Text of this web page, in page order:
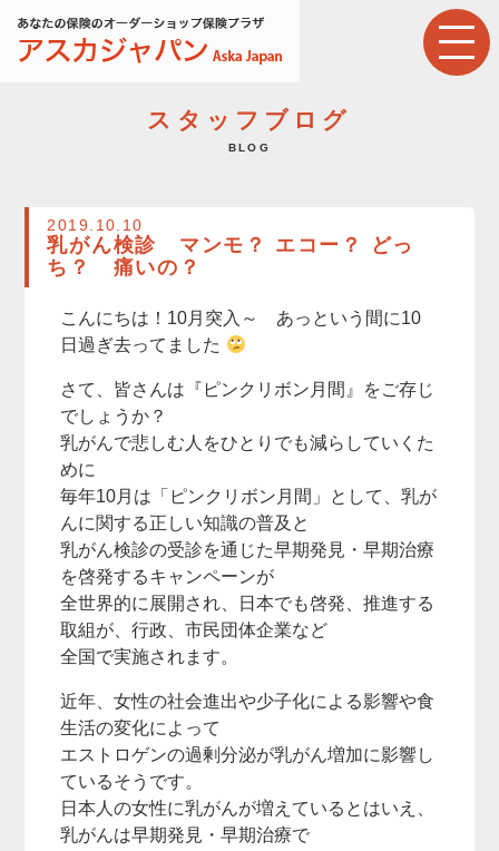
スタッフブログ
BLOG
2019.10.10
乳がん検診 マンモ？ エコー？ どっ
ち？ 痛いの？
こんにちは！10月突入～ あっという間に10
日過ぎ去ってました
さて、皆さんは『ピンクリボン月間』をご存じ
でしょうか？
乳がんで悲しむ人をひとりでも減らしていくた
めに
毎年10月は「ピンクリボン月間」として、乳が
んに関する正しい知識の普及と
乳がん検診の受診を通じた早期発見・早期治療
を啓発するキャンペーンが
全世界的に展開され、日本でも啓発、推進する
取組が、行政、市民団体企業など
全国で実施されます。
近年、女性の社会進出や少子化による影響や食
生活の変化によって
エストロゲンの過剰分泌が乳がん増加に影響し
ているそうです。
日本人の女性に乳がんが増えているとはいえ、
乳がんは早期発見・早期治療で